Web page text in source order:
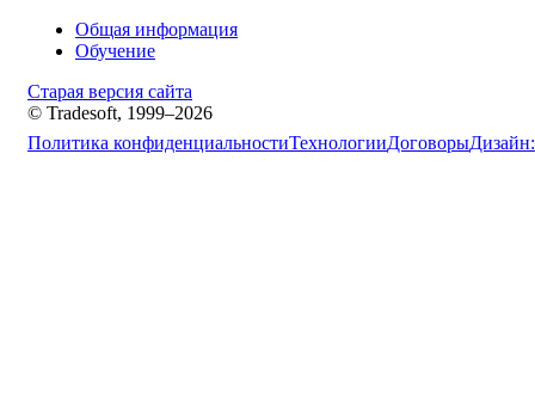
Общая информация
Обучение
Старая версия сайта
© Tradesoft, 1999–2026
Политика конфиденциальностиТехнологииДоговорыДизайн: